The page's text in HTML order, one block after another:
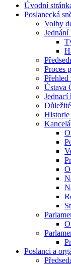
Úvodní
Poslanecká
Volby
Jednání
Proces
Přehled
Ústava
Jednací
Historie
Poslanci a